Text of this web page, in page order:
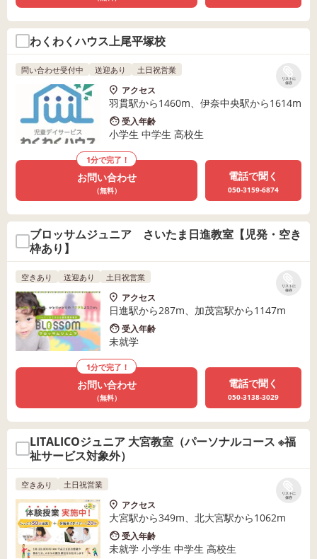
わくわくハウス上尾平塚校
リストに
保存
問い合わせ受付中 送迎あり 土日祝営業
アクセス
羽貫駅から1460m、伊奈中央駅から1614m
受入年齢
小学生 中学生 高校生
1分で完了！
お問い合わせ
（無料）
電話で聞く
050-3159-6874
ブロッサムジュニア さいたま日進教室【児発・空き
枠あり】
リストに
保存
空きあり 送迎あり 土日祝営業
アクセス
日進駅から287m、加茂宮駅から1147m
受入年齢
未就学
1分で完了！
お問い合わせ
（無料）
電話で聞く
050-3138-3029
LITALICOジュニア 大宮教室（パーソナルコース ※福
祉サービス対象外）
リストに
保存
空きあり 土日祝営業
アクセス
大宮駅から349m、北大宮駅から1062m
受入年齢
未就学 小学生 中学生 高校生